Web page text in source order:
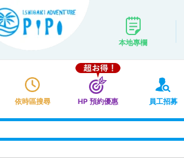
本地專欄
依時區搜尋 HP 預約優惠 員工招募